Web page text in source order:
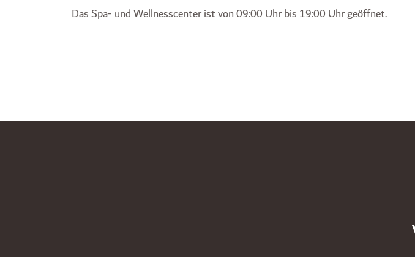
Das Spa- und Wellnesscenter ist von 09:00 Uhr bis 19:00 Uhr geöffnet.